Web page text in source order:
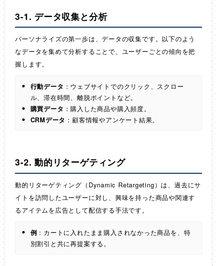
3-1. データ収集と分析
パーソナライズの第一歩は、データの収集です。以下のよう
なデータを集めて分析することで、ユーザーごとの傾向を把
握します。
行動データ ：ウェブサイトでのクリック、スクロー
ル、滞在時間、離脱ポイントなど。
購買データ ：購入した商品や購入頻度。
CRMデータ ：顧客情報やアンケート結果。
3-2. 動的リターゲティング
動的リターゲティング（Dynamic Retargeting）は、過去にサ
イトを訪問したユーザーに対し、興味を持った商品や関連す
るアイテムを広告として配信する手法です。
例 ：カートに入れたまま購入されなかった商品を、特
別割引と共に再提案する。